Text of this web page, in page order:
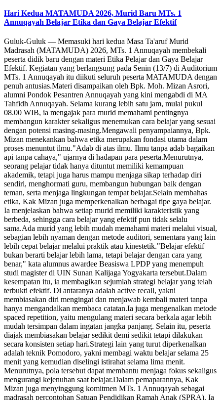
Hari Kedua MATAMUDA 2026, Murid Baru MTs. 1
Annuqayah Belajar Etika dan Gaya Belajar Efektif
Guluk-Guluk — Memasuki hari kedua Masa Ta'aruf Murid
Madrasah (MATAMUDA) 2026, MTs. 1 Annuqayah membekali
peserta didik baru dengan materi Etika Pelajar dan Gaya Belajar
Efektif. Kegiatan yang berlangsung pada Senin (13/7) di Auditorium
MTs. 1 Annuqayah itu diikuti seluruh peserta MATAMUDA dengan
penuh antusias.Materi disampaikan oleh Bpk. Moh. Mizan Asrori,
alumni Pondok Pesantren Annuqayah yang kini mengabdi di MA
Tahfidh Annuqayah. Selama kurang lebih satu jam, mulai pukul
08.00 WIB, ia mengajak para murid memahami pentingnya
membangun karakter sekaligus menemukan cara belajar yang sesuai
dengan potensi masing-masing.Mengawali penyampaiannya, Bpk.
Mizan menekankan bahwa etika merupakan fondasi utama dalam
proses menuntut ilmu."Adab di atas ilmu. Ilmu tanpa adab bagaikan
api tanpa cahaya," ujarnya di hadapan para peserta.Menurutnya,
seorang pelajar tidak hanya dituntut memiliki kemampuan
akademik, tetapi juga harus mampu menjaga sikap terhadap diri
sendiri, menghormati guru, membangun hubungan baik dengan
teman, serta menjaga lingkungan tempat belajar.Selain membahas
etika, Kak Mizan juga memperkenalkan berbagai tipe gaya belajar.
Ia menjelaskan bahwa setiap murid memiliki karakteristik yang
berbeda, sehingga cara belajar yang efektif pun tidak selalu
sama.Ada murid yang lebih mudah memahami materi melalui visual,
sebagian lebih nyaman dengan metode auditori, sementara yang lain
lebih cepat belajar melalui praktik atau kinestetik."Belajar efektif
bukan berarti belajar lebih lama, tetapi belajar dengan cara yang
benar," kata alumnus awardee Beasiswa LPDP yang menempuh
studi magister di UIN Sunan Kalijaga Yogyakarta tersebut.Dalam
kesempatan itu, ia membagikan sejumlah strategi belajar yang telah
terbukti efektif. Di antaranya adalah active recall, yakni
membiasakan diri mengingat dan menjawab kembali materi tanpa
hanya mengandalkan membaca catatan.Ia juga mengenalkan metode
spaced repetition, yaitu mengulang materi secara berkala agar lebih
mudah tersimpan dalam ingatan jangka panjang. Selain itu, peserta
diajak membiasakan belajar sedikit demi sedikit tetapi dilakukan
secara konsisten setiap hari.Strategi lain yang turut diperkenalkan
adalah teknik Pomodoro, yakni membagi waktu belajar selama 25
menit yang kemudian diselingi istirahat selama lima menit.
Menurutnya, pola tersebut dapat membantu menjaga fokus sekaligus
mengurangi kejenuhan saat belajar.Dalam pemaparannya, Kak
Mizan juga menyinggung komitmen MTs. 1 Annuqayah sebagai
madrasah percontohan Satuan Pendidikan Ramah Anak (SPRA). Ia